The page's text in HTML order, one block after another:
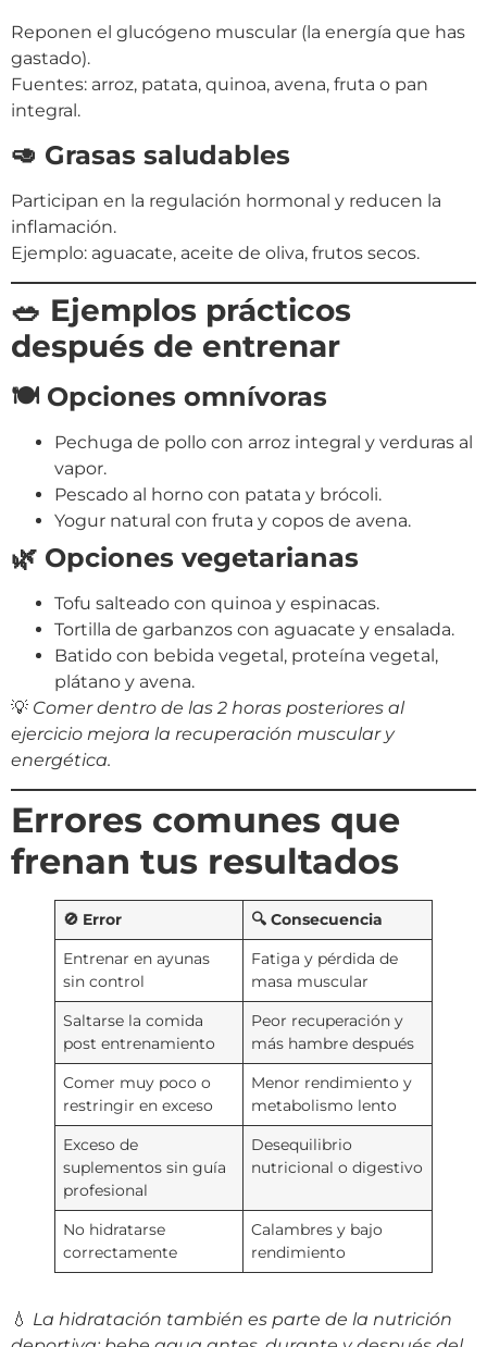
Reponen el glucógeno muscular (la energía que has
gastado).
Fuentes: arroz, patata, quinoa, avena, fruta o pan
integral.
🥑 Grasas saludables
Participan en la regulación hormonal y reducen la
inflamación.
Ejemplo: aguacate, aceite de oliva, frutos secos.
🥗 Ejemplos prácticos
después de entrenar
🍽️ Opciones omnívoras
Pechuga de pollo con arroz integral y verduras al
vapor.
Pescado al horno con patata y brócoli.
Yogur natural con fruta y copos de avena.
🌿 Opciones vegetarianas
Tofu salteado con quinoa y espinacas.
Tortilla de garbanzos con aguacate y ensalada.
Batido con bebida vegetal, proteína vegetal,
plátano y avena.
💡 Comer dentro de las 2 horas posteriores al
ejercicio mejora la recuperación muscular y
energética.
Errores comunes que
frenan tus resultados
🚫 Error
🔍 Consecuencia
Entrenar en ayunas
sin control
Fatiga y pérdida de
masa muscular
Saltarse la comida
post entrenamiento
Peor recuperación y
más hambre después
Comer muy poco o
restringir en exceso
Menor rendimiento y
metabolismo lento
Exceso de
suplementos sin guía
profesional
Desequilibrio
nutricional o digestivo
No hidratarse
correctamente
Calambres y bajo
rendimiento
💧 La hidratación también es parte de la nutrición